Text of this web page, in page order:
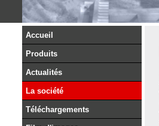
Accueil
Produits
Actualités
La société
Téléchargements